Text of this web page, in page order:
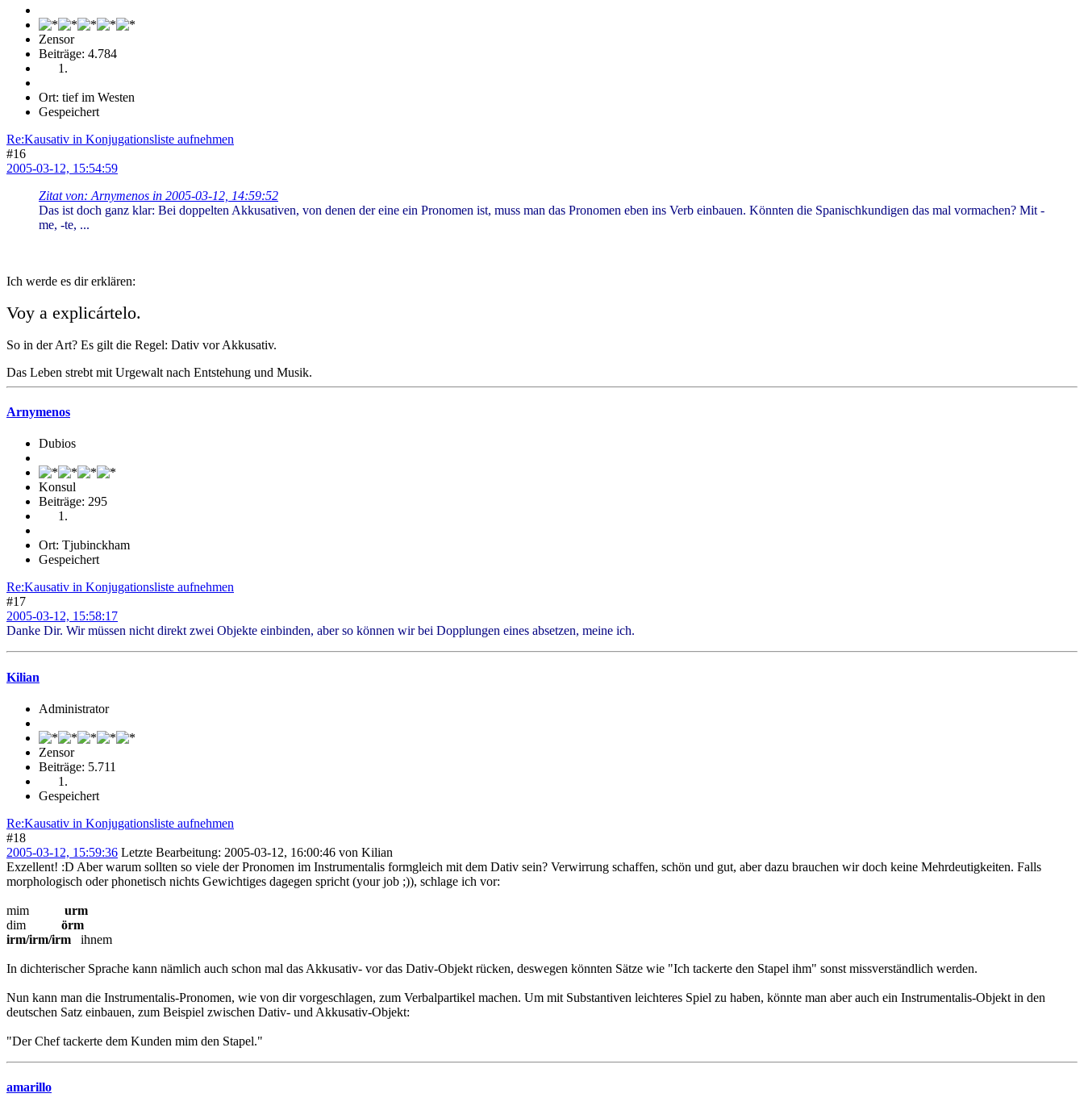
Zensor
Beiträge: 4.784
Ort: tief im Westen
Gespeichert
Re:Kausativ in Konjugationsliste aufnehmen
#16
2005-03-12, 15:54:59
Zitat von: Arnymenos in 2005-03-12, 14:59:52
Das ist doch ganz klar: Bei doppelten Akkusativen, von denen der eine ein Pronomen ist, muss man das Pronomen eben ins Verb einbauen. Könnten die Spanischkundigen das mal vormachen? Mit -
me, -te, ...
Ich werde es dir erklären:
Voy a explicártelo.
So in der Art? Es gilt die Regel: Dativ vor Akkusativ.
Das Leben strebt mit Urgewalt nach Entstehung und Musik.
Arnymenos
Dubios
Konsul
Beiträge: 295
Ort: Tjubinckham
Gespeichert
Re:Kausativ in Konjugationsliste aufnehmen
#17
2005-03-12, 15:58:17
Danke Dir. Wir müssen nicht direkt zwei Objekte einbinden, aber so können wir bei Dopplungen eines absetzen, meine ich.
Kilian
Administrator
Zensor
Beiträge: 5.711
Gespeichert
Re:Kausativ in Konjugationsliste aufnehmen
#18
2005-03-12, 15:59:36 Letzte Bearbeitung: 2005-03-12, 16:00:46 von Kilian
Exzellent! :D Aber warum sollten so viele der Pronomen im Instrumentalis formgleich mit dem Dativ sein? Verwirrung schaffen, schön und gut, aber dazu brauchen wir doch keine Mehrdeutigkeiten. Falls
morphologisch oder phonetisch nichts Gewichtiges dagegen spricht (your job ;)), schlage ich vor:
mim urm
dim örm
irm/irm/irm ihnem
In dichterischer Sprache kann nämlich auch schon mal das Akkusativ- vor das Dativ-Objekt rücken, deswegen könnten Sätze wie "Ich tackerte den Stapel ihm" sonst missverständlich werden.
Nun kann man die Instrumentalis-Pronomen, wie von dir vorgeschlagen, zum Verbalpartikel machen. Um mit Substantiven leichteres Spiel zu haben, könnte man aber auch ein Instrumentalis-Objekt in den
deutschen Satz einbauen, zum Beispiel zwischen Dativ- und Akkusativ-Objekt:
"Der Chef tackerte dem Kunden mim den Stapel."
amarillo